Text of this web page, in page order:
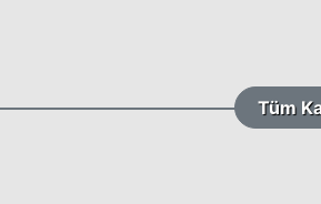
Tüm